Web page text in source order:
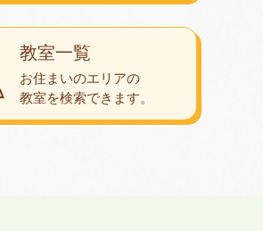
教室一覧
お住まいのエリアの
教室を検索できます。